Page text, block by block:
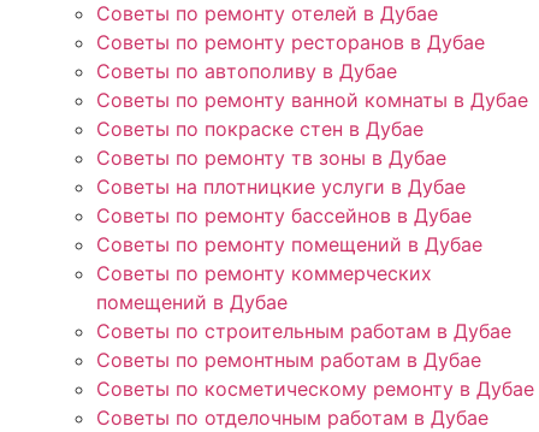
Советы по ремонту отелей в Дубае
Советы по ремонту ресторанов в Дубае
Советы по автополиву в Дубае
Советы по ремонту ванной комнаты в Дубае
Советы по покраске стен в Дубае
Советы по ремонту тв зоны в Дубае
Советы на плотницкие услуги в Дубае
Советы по ремонту бассейнов в Дубае
Советы по ремонту помещений в Дубае
Советы по ремонту коммерческих
помещений в Дубае
Советы по строительным работам в Дубае
Советы по ремонтным работам в Дубае
Советы по косметическому ремонту в Дубае
Советы по отделочным работам в Дубае